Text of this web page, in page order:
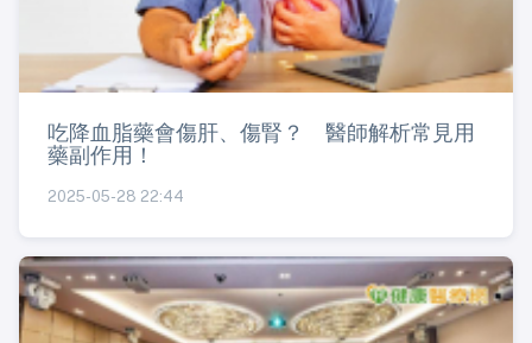
吃降血脂藥會傷肝、傷腎？ 醫師解析常見用
藥副作用！
2025-05-28 22:44